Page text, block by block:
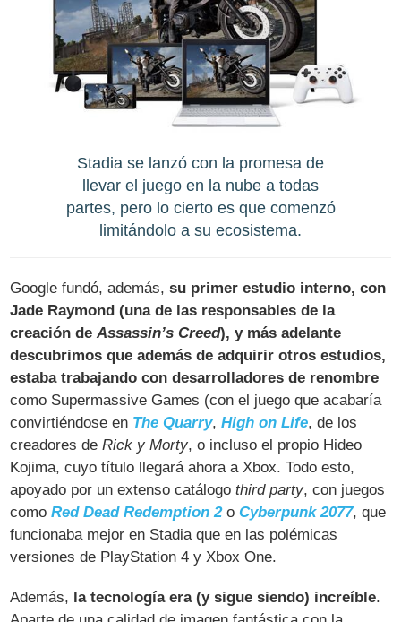
Stadia se lanzó con la promesa de
llevar el juego en la nube a todas
partes, pero lo cierto es que comenzó
limitándolo a su ecosistema.
Google fundó, además,su primer estudio interno, con
Jade Raymond (una de las responsables de la
creación deAssassin’s Creed), y más adelante
descubrimos que además de adquirir otros estudios,
estaba trabajando con desarrolladores de renombre
como Supermassive Games (con el juego que acabaría
convirtiéndose en The Quarry,High on Life, de los
creadores deRick y Morty, o incluso el propio Hideo
Kojima, cuyo título llegará ahora a Xbox. Todo esto,
apoyado por un extenso catálogothird party, con juegos
comoRed Dead Redemption 2oCyberpunk 2077, que
funcionaba mejor en Stadia que en las polémicas
versiones de PlayStation 4 y Xbox One.
Además, la tecnología era (y sigue siendo) increíble.